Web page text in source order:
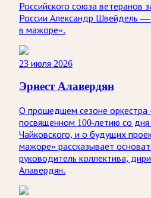
Российского союза ветеранов
России Александр Швейдель —
в мажоре».
23 июля 2026
Эрнест Алавердян
О прошедшем сезоне оркестра
посвященном 100-летию со
Чайковского, и о будущих
мажоре» рассказывает
руководитель коллектива,
Алавердян.